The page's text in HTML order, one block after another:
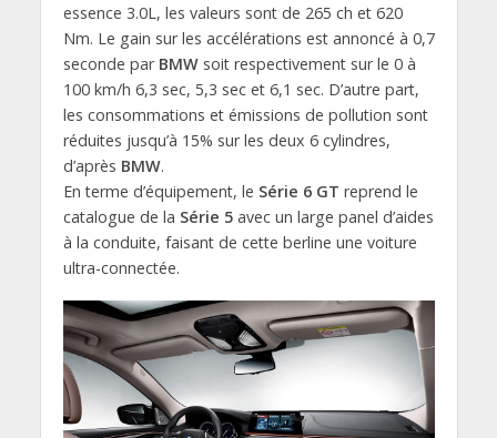
essence 3.0L, les valeurs sont de 265 ch et 620
Nm. Le gain sur les accélérations est annoncé à 0,7
seconde par BMWsoit respectivement sur le 0 à
100 km/h 6,3 sec, 5,3 sec et 6,1 sec. D’autre part,
les consommations et émissions de pollution sont
réduites jusqu’à 15% sur les deux 6 cylindres,
d’après BMW.
En terme d’équipement, le Série 6 GT reprend le
catalogue de la Série 5avec un large panel d’aides
à la conduite, faisant de cette berline une voiture
ultra-connectée.